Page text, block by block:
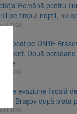
Română pentru
pe timpul nopții, nu
2026
blocat pe DN1E
accident. Două
2026
de evaziune fiscală
la Brașov după plata
2026